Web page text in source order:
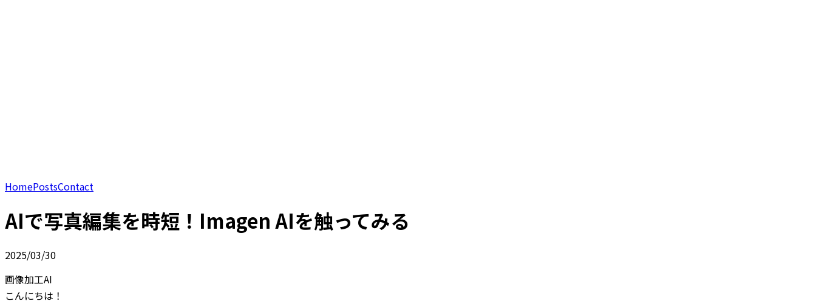
HomePostsContact
AIで写真編集を時短！Imagen AIを触ってみる
2025/03/30
画像加工AI
こんにちは！